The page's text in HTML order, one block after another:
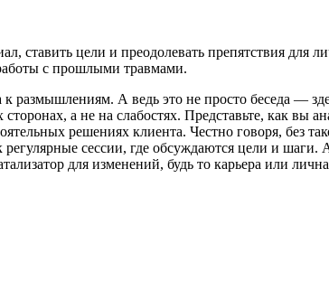
ставить цели и преодолевать препятствия для
с прошлыми травмами.
размышлениям. А ведь это не просто беседа —
а не на слабостях. Представьте, как вы
решениях клиента. Честно говоря, без
регулярные сессии, где обсуждаются цели и
для изменений, будь то карьера или